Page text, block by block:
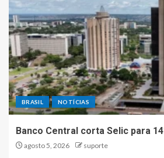
BRASIL NOTÍCIAS
Banco Central corta Selic para
agosto 5, 2026 suporte